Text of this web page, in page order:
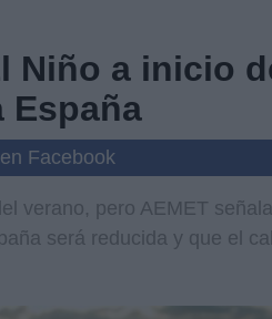
Niño a inicio
España
Facebook
verano, pero AEMET
será reducida y que el